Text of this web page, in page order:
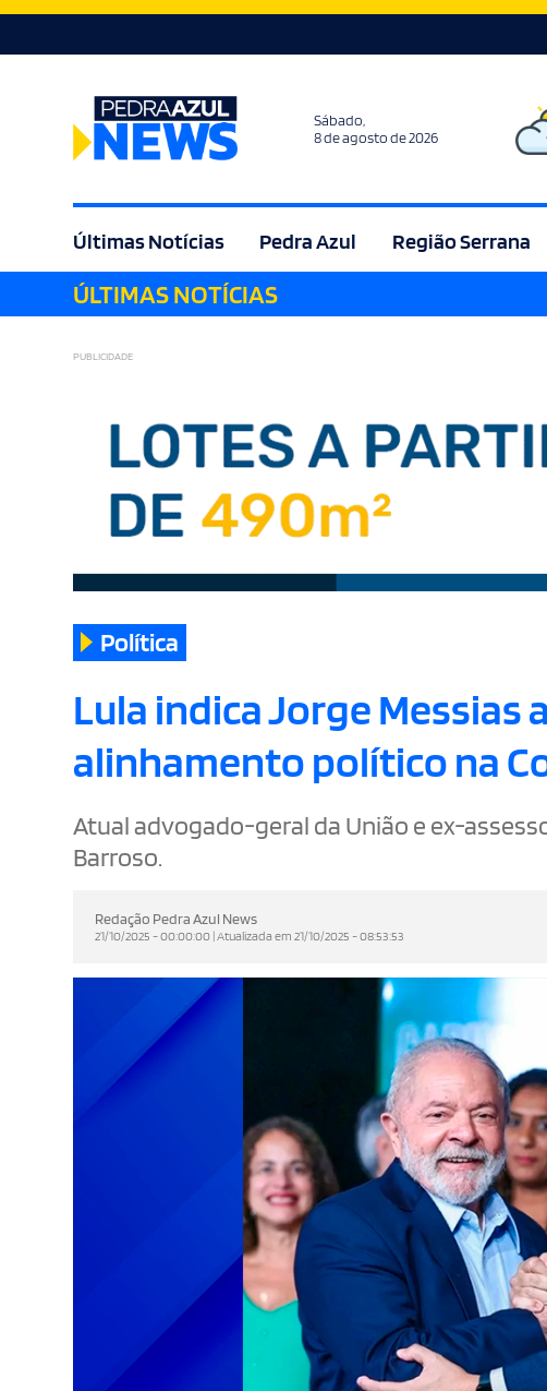
Sábado,
8 de agosto de 2026
Últimas Notícias Pedra Azul Região Serrana
Agricultura
ÚLTIMAS NOTÍCIAS
PUBLICIDADE
Política
Lula indica Jorge Messias
alinhamento político na
Atual advogado-geral da União e ex-
Barroso.
Redação Pedra Azul News
21/10/2025 - 00:00:00 | Atualizada em 21/10/2025 - 08:53:53